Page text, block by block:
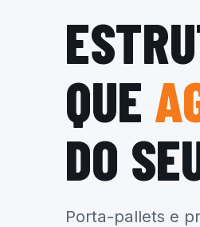
QUE
DO
Porta-pallets e